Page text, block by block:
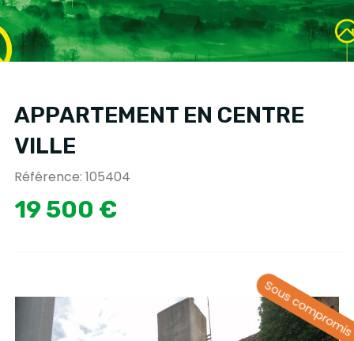
APPARTEMENT EN CENTRE
VILLE
Référence: 105404
19 500 €
Sous